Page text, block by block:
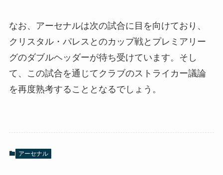
なお、アーセナルは次の試合に目を向けており、
クリスタル・パレスとのカップ戦とプレミアリー
グのダブルヘッダーが待ち受けています。そし
て、この試合を通じてクラブのストライカー議論
を再度熟考することとなるでしょう。
アーセナル